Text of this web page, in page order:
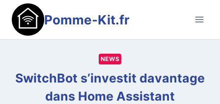
Aller
contenu
Pomme-Kit.fr
NEWS
SwitchBot s’investit davantage
dans Home Assistant